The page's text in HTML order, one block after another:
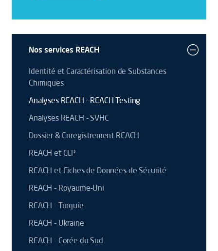
Nos services REACH
Identité et Caractérisation de Substances
Chimiques
Analyses REACH – REACH Testing
Analyses REACH - SVHC
Dossier & Enregistrement REACH
REACH et CLP
REACH et Fiches de Données de Sécurité
REACH - Royaume-Uni
REACH - Turquie
REACH - Ukraine
REACH - Corée du Sud